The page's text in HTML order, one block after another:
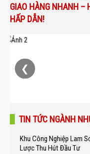
GIAO HÀNG NHANH –
HẤP DẪN!
❮
TIN TỨC NGÀNH
Khu Công Nghiệp Lam
Lược Thu Hút Đầu Tư